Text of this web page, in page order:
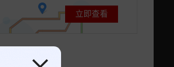
立即查看